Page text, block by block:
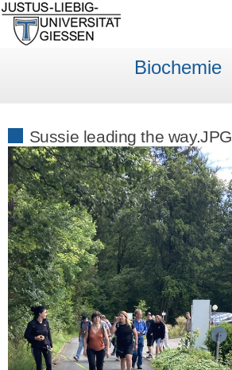
Biochemie
Sussie leading the way.JPG